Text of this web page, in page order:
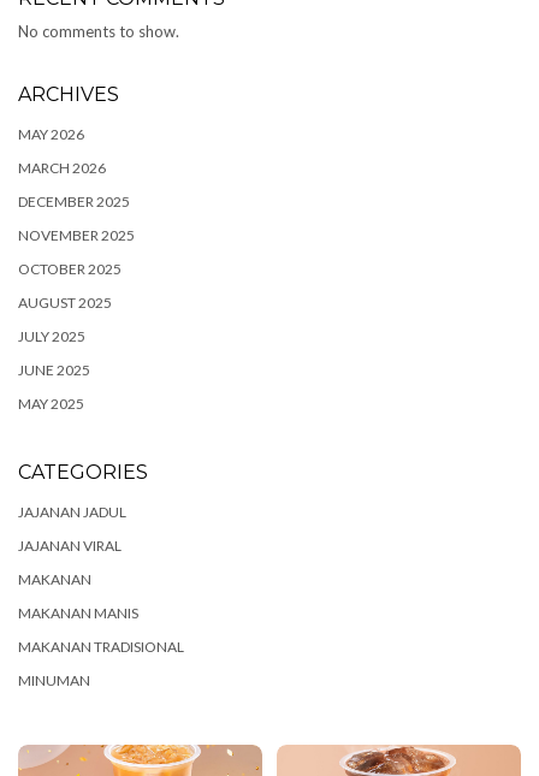
No comments to show.
ARCHIVES
MAY 2026
MARCH 2026
DECEMBER 2025
NOVEMBER 2025
OCTOBER 2025
AUGUST 2025
JULY 2025
JUNE 2025
MAY 2025
CATEGORIES
JAJANAN JADUL
JAJANAN VIRAL
MAKANAN
MAKANAN MANIS
MAKANAN TRADISIONAL
MINUMAN